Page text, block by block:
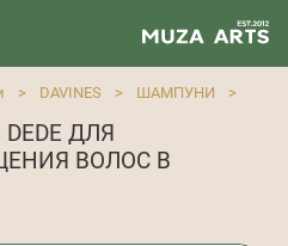
> DAVINES > ШАМПУНИ
>
ДЛЯ
ВОЛОС В